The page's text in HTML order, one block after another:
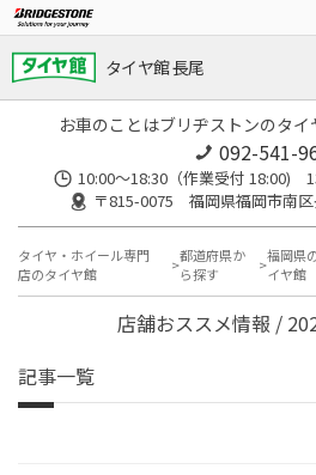
タイヤ館 長尾
お車のことはブリヂストンのタ
092-541-
10:00～18:30（作業受付 18:00)
〒815-0075 福岡県福岡市南区
タイヤ・ホイール専門
店のタイヤ館
都道府県か
ら探す
福岡県
イヤ館
店舗おススメ情報 /
記事一覧